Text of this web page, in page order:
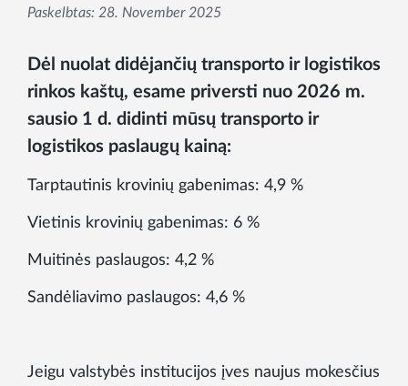
Paskelbtas: 28. November 2025
Dėl nuolat didėjančių transporto ir logistikos
rinkos kaštų, esame priversti nuo 2026 m.
sausio 1 d. didinti mūsų transporto ir
logistikos paslaugų kainą:
Tarptautinis krovinių gabenimas: 4,9 %
Vietinis krovinių gabenimas: 6 %
Muitinės paslaugos: 4,2 %
Sandėliavimo paslaugos: 4,6 %
Jeigu valstybės institucijos įves naujus mokesčius